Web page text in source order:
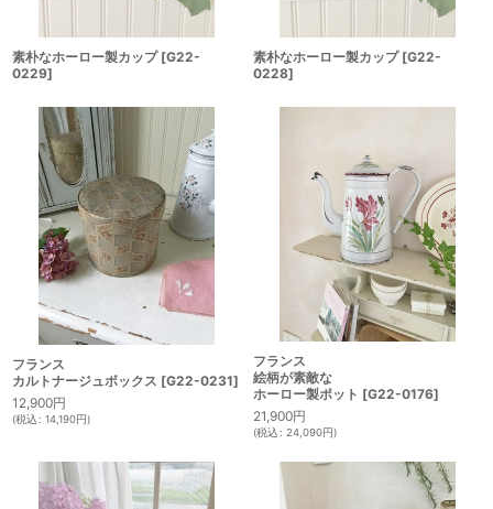
素朴なホーロー製カップ [G22-
0229]
素朴なホーロー製カップ [G22-
0228]
フランス
カルトナージュボックス [G22-0231]
12,900円
(税込: 14,190円)
フランス
絵柄が素敵な
ホーロー製ポット [G22-0176]
21,900円
(税込: 24,090円)